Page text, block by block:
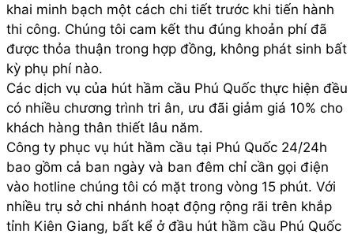
khai minh bạch một cách chi tiết trước khi tiến hành
thi công. Chúng tôi cam kết thu đúng khoản phí đã
được thỏa thuận trong hợp đồng, không phát sinh bất
kỳ phụ phí nào.
Các dịch vụ của hút hầm cầu Phú Quốc thực hiện đều
có nhiều chương trình tri ân, ưu đãi giảm giá 10% cho
khách hàng thân thiết lâu năm.
Công ty phục vụ hút hầm cầu tại Phú Quốc 24/24h
bao gồm cả ban ngày và ban đêm chỉ cần gọi điện
vào hotline chúng tôi có mặt trong vòng 15 phút. Với
nhiều trụ sở chi nhánh hoạt động rộng rãi trên khắp
tỉnh Kiên Giang, bất kể ở đầu hút hầm cầu Phú Quốc